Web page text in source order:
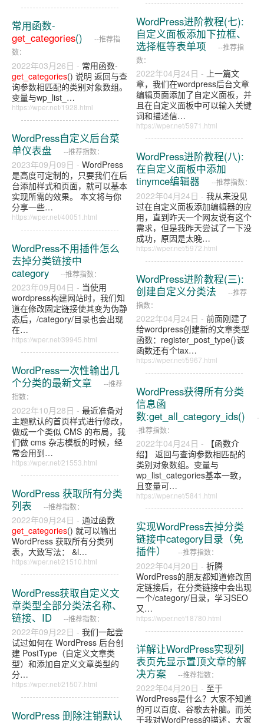
常用函数-
get_categories()
--推荐指
数：
2022年03月26日 - 常用函数-
get_categories() 说明 返回与查
询参数相匹配的类别对象数组。
变量与wp_list_…
https://wper.net/1928.html
WordPress自定义后台菜
单仪表盘
--推荐指数：
2023年09月09日 - WordPress
是高度可定制的，只要我们在后
台添加样式和页面，就可以基本
实现所需的效果。 本文将与你
分享一些…
https://wper.net/40051.html
WordPress不用插件怎么
去掉分类链接中
category
--推荐指数：
2023年09月04日 - 当使用
wordpress构建网站时，我们知
道在修改固定链接使其变为伪静
态后，/category/目录也会出现
在…
https://wper.net/39945.html
WordPress一次性输出几
个分类的最新文章
--推荐
指数：
2022年10月28日 - 最近准备对
主题默认的首页样式进行修改，
做成一个类似 CMS 的布局，我
们做 cms 杂志模板的时候，经
常会用到…
https://wper.net/21553.html
WordPress 获取所有分类
列表
--推荐指数：
2022年09月24日 - 通过函数
get_categories() 就可以输出
WordPress 获取所有分类列
表，大致写法： &l…
https://wper.net/21510.html
WordPress获取自定义文
章类型全部分类法名称、
链接、ID
--推荐指数：
2022年09月22日 - 我们一起尝
试过如何在 WordPress 后台创
建 PostType（自定义文章类
型）和添加自定义文章类型的
分…
https://wper.net/21507.html
WordPress 删除注销默认
WordPress进阶教程(七):
自定义面板添加下拉框、
选择框等表单项
--推荐指
数：
2022年04月24日 - 上一篇文
章，我们在wordpress后台文章
编辑页面添加了自定义面板，并
且在自定义面板中可以输入关键
词和描述信…
https://wper.net/5971.html
WordPress进阶教程(八):
在自定义面板中添加
tinymce编辑器
--推荐指数：
2022年04月24日 - 我从来没见
过在自定义面板添加编辑器的应
用，直到昨天一个网友说有这个
需求，但是我昨天尝试了一下没
成功，原因是太晚…
https://wper.net/5972.html
WordPress进阶教程(三):
创建自定义分类法
--推荐
指数：
2022年04月24日 - 前面刚建了
给wordpress创建新的文章类型
函数：register_post_type()该
函数还有个tax…
https://wper.net/5967.html
WordPress获得所有分类
信息函
数:get_all_category_ids()
-
-推荐指数：
2022年04月24日 -
【函数介
绍】 返回与查询参数相匹配的
类别对象数组。变量与
wp_list_categories基本一致，
且变量可…
https://wper.net/5841.html
实现WordPress去掉分类
链接中category目录（免
插件）
--推荐指数：
2022年04月20日 - 折腾
WordPress的朋友都知道修改固
定链接后，在分类链接中会出现
一个/category/目录，学习SEO
又…
https://wper.net/18780.html
详解让WordPress实现列
表页先显示置顶文章的解
决方案
--推荐指数：
2022年04月20日 - 至于
WordPress是什么？大家不知道
的可以百度、谷歌去补脑。而关
于我对WordPress的描述，大家